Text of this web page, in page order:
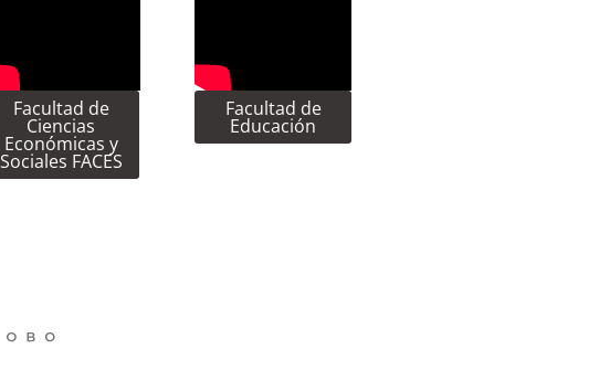
Facultad de
Ciencias
Económicas y
Sociales FACES
Facultad de
Educación